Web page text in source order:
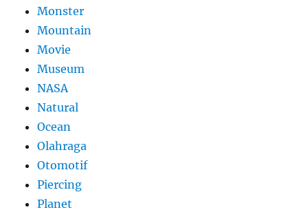
Monster
Mountain
Movie
Museum
NASA
Natural
Ocean
Olahraga
Otomotif
Piercing
Planet